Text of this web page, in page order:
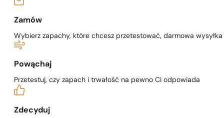
Zamów
Wybierz zapachy, które chcesz przetestować, darmowa wysyłka
Powąchaj
Przetestuj, czy zapach i trwałość na pewno Ci odpowiada
Zdecyduj